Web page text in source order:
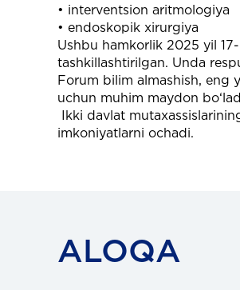
• interventsion aritmologiya
• endoskopik xirurgiya
Ushbu hamkorlik 2025 yil
tashkillashtirilgan. Unda
Forum bilim almashish, eng
uchun muhim maydon
Ikki davlat
imkoniyatlarni ochadi.
ALOQA